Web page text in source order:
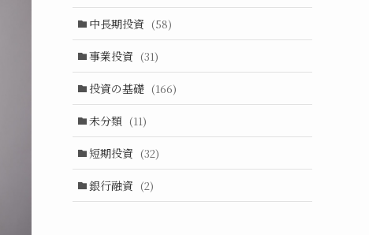
中長期投資 (58)
事業投資 (31)
投資の基礎 (166)
未分類 (11)
短期投資 (32)
銀行融資 (2)